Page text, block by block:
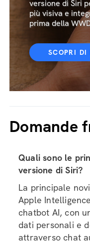
versione di Siri
più visiva e
prima della
SCOPRI DI
Domande
Quali sono le
versione di Siri?
La principale
Apple
chatbot AI, con
dati personali e
attraverso chat